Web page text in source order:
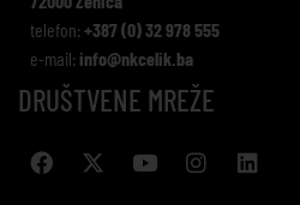
telefon: +387 (0) 32 978 555
e-mail: info@nkcelik.ba
DRUŠTVENE MREŽE